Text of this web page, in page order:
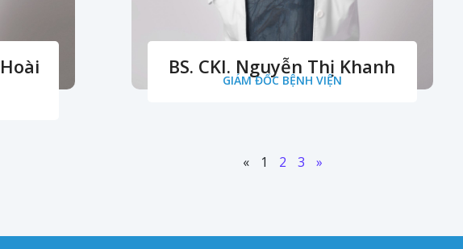
BS. CKI. Nguyễn Thị Khanh
GIÁM ĐỐC BỆNH VIỆN
« 1 2 3 »